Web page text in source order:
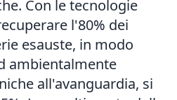
Con le tecnologie
l'80% dei
esauste, in modo
ambientalmente
all'avanguardia, si